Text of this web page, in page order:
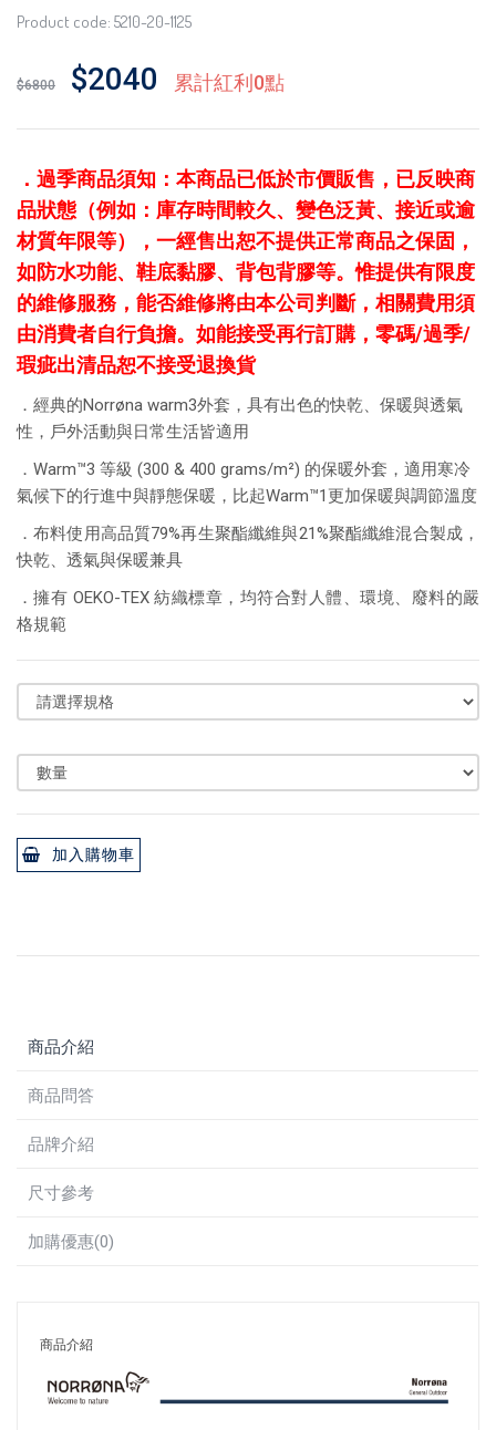
Product code: 5210-20-1125
$6800 $2040 累計紅利0點
． 過季商品須知：本商品已低於市價販售，已反映商
品狀態（例如：庫存時間較久、變色泛黃、接近或逾
材質年限等），一經售出恕不提供正常商品之保固，
如防水功能、鞋底黏膠、背包背膠等。惟提供有限度
的維修服務，能否維修將由本公司判斷，相關費用須
由消費者自行負擔。如能接受再行訂購，零碼/過季/
瑕疵出清品恕不接受退換貨
．經典的Norrøna warm3外套，具有出色的快乾、保暖與透氣
性，戶外活動與日常生活皆適用
．Warm™3 等級 (300 & 400 grams/m²) 的保暖外套，適用寒冷
氣候下的行進中與靜態保暖，比起Warm™1更加保暖與調節溫度
．布料使用高品質79%再生聚酯纖維與21%聚酯纖維混合製成，
快乾、透氣與保暖兼具
．擁有 OEKO-TEX 紡織標章，均符合對人體、環境、廢料的嚴
格規範
加入購物車
商品介紹
商品問答
品牌介紹
尺寸參考
加購優惠(0)
商品介紹